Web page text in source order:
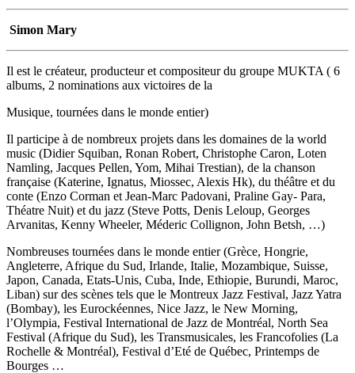
Simon Mary
Il est le créateur, producteur et compositeur du groupe MUKTA ( 6
albums, 2 nominations aux victoires de la
Musique, tournées dans le monde entier)
Il participe à de nombreux projets dans les domaines de la world
music (Didier Squiban, Ronan Robert, Christophe Caron, Loten
Namling, Jacques Pellen, Yom, Mihai Trestian), de la chanson
française (Katerine, Ignatus, Miossec, Alexis Hk), du théâtre et du
conte (Enzo Corman et Jean-Marc Padovani, Praline Gay- Para,
Théatre Nuit) et du jazz (Steve Potts, Denis Leloup, Georges
Arvanitas, Kenny Wheeler, Méderic Collignon, John Betsh, …)
Nombreuses tournées dans le monde entier (Grèce, Hongrie,
Angleterre, Afrique du Sud, Irlande, Italie, Mozambique, Suisse,
Japon, Canada, Etats-Unis, Cuba, Inde, Ethiopie, Burundi, Maroc,
Liban) sur des scènes tels que le Montreux Jazz Festival, Jazz Yatra
(Bombay), les Eurockéennes, Nice Jazz, le New Morning,
l’Olympia, Festival International de Jazz de Montréal, North Sea
Festival (Afrique du Sud), les Transmusicales, les Francofolies (La
Rochelle & Montréal), Festival d’Eté de Québec, Printemps de
Bourges …